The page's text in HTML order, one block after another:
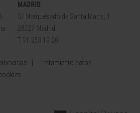
MADRID
C/ Marquesado de Santa Marta, 1
28027 Madrid
T 91 353 19 20
Tratamiento datos